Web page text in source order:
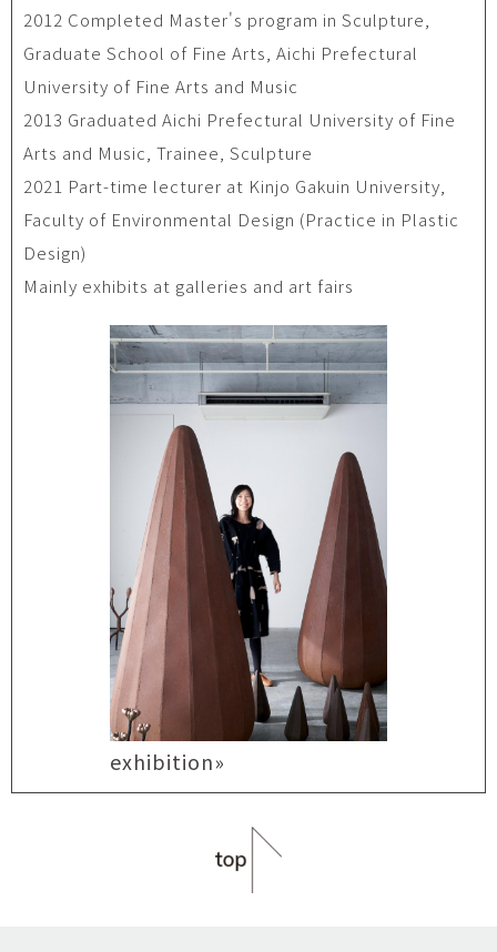
2012 Completed Master's program in Sculpture,
Graduate School of Fine Arts, Aichi Prefectural
University of Fine Arts and Music
2013 Graduated Aichi Prefectural University of Fine
Arts and Music, Trainee, Sculpture
2021 Part-time lecturer at Kinjo Gakuin University,
Faculty of Environmental Design (Practice in Plastic
Design)
Mainly exhibits at galleries and art fairs
exhibition»